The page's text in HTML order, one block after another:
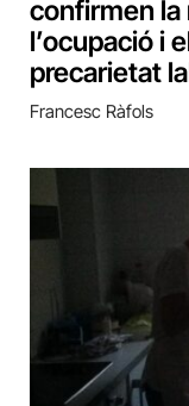
confirmen la
l’ocupació i
precarietat
Francesc Ràfols